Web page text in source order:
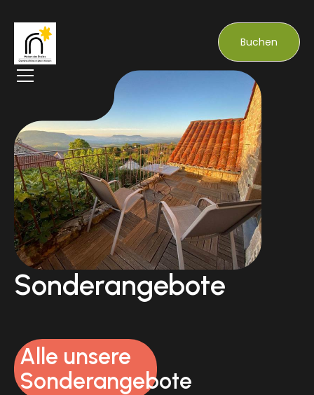
Buchen
Sonderangebote
Alle unsere
Sonderangebote